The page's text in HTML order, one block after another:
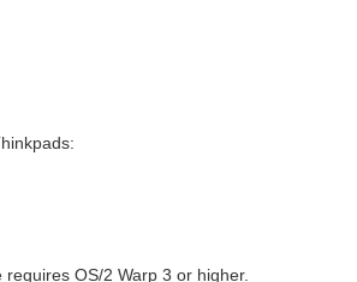
OS/2 Warp 3 or higher.